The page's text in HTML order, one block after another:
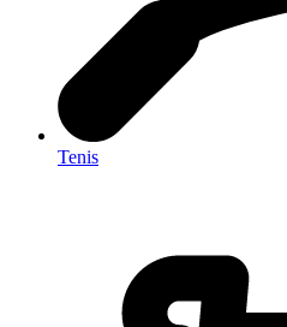
Tenis